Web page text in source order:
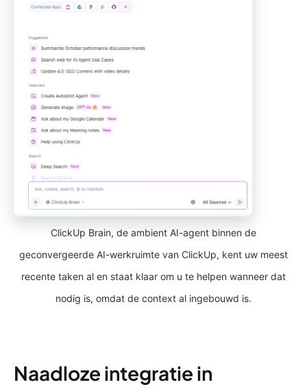
ClickUp Brain, de ambient AI-agent binnen de
geconvergeerde AI-werkruimte van ClickUp, kent uw meest
recente taken al en staat klaar om u te helpen wanneer dat
nodig is, omdat de context al ingebouwd is.
Naadloze integratie in